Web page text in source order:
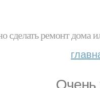
сделать ремонт дома
Очень